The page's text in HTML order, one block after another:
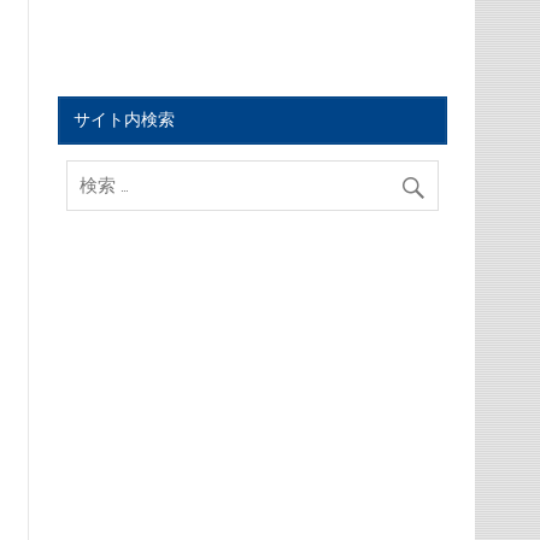
サイト内検索